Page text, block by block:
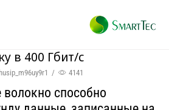
в 400 Гбит/с
/ 4141
способно